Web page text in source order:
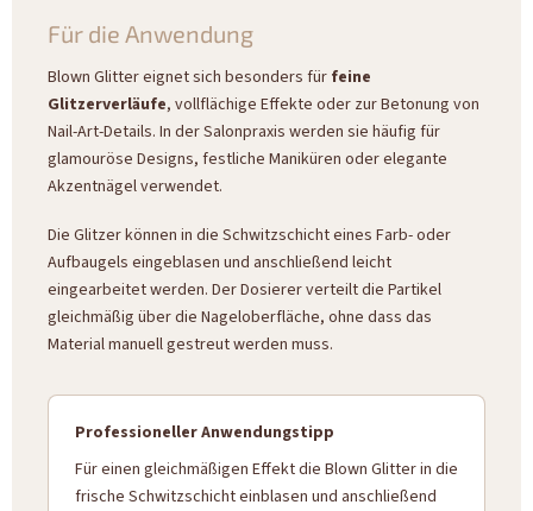
Für die Anwendung
Blown Glitter eignet sich besonders für feine
Glitzerverläufe, vollflächige Effekte oder zur Betonung von
Nail-Art-Details. In der Salonpraxis werden sie häufig für
glamouröse Designs, festliche Maniküren oder elegante
Akzentnägel verwendet.
Die Glitzer können in die Schwitzschicht eines Farb- oder
Aufbaugels eingeblasen und anschließend leicht
eingearbeitet werden. Der Dosierer verteilt die Partikel
gleichmäßig über die Nageloberfläche, ohne dass das
Material manuell gestreut werden muss.
Professioneller Anwendungstipp
Für einen gleichmäßigen Effekt die Blown Glitter in die
frische Schwitzschicht einblasen und anschließend